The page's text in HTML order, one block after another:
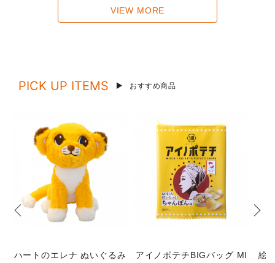
VIEW MORE
PICK UP ITEMS おすすめ商品
ハートのエレナ ぬいぐるみ
アイノポテチBIGバッグ MI
絵